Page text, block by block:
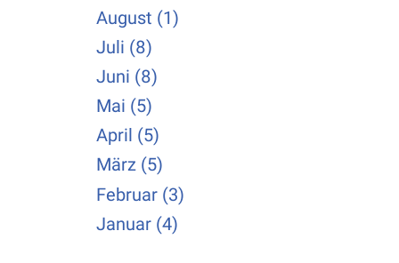
August (1)
Juli (8)
Juni (8)
Mai (5)
April (5)
März (5)
Februar (3)
Januar (4)